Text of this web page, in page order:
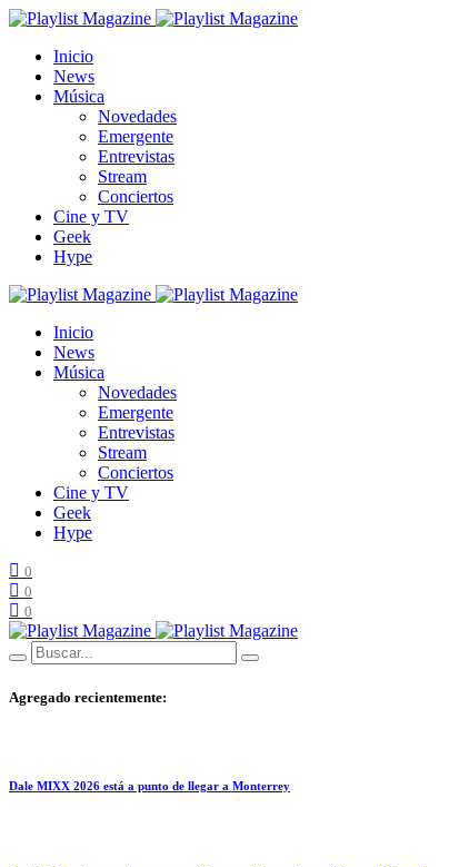
Inicio
News
Música
Novedades
Emergente
Entrevistas
Stream
Conciertos
Cine y TV
Geek
Hype
Inicio
News
Música
Novedades
Emergente
Entrevistas
Stream
Conciertos
Cine y TV
Geek
Hype
0
0
0
Agregado recientemente:
Dale MIXX 2026 está a punto de llegar a Monterrey